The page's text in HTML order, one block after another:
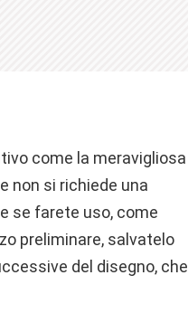
come la meravigliosa
non si richiede una
se farete uso, come
preliminare, salvatelo
del disegno, che